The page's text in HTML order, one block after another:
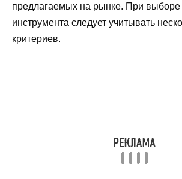
предлагаемых на рынке. При
инструмента следует учитывать
критериев.